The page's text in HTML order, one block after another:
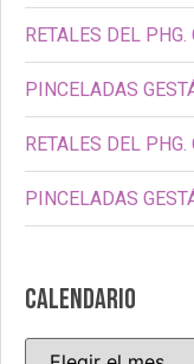
RETALES DEL
PINCELADAS
RETALES DEL
PINCELADAS
CALENDARIO